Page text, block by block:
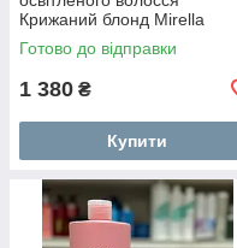
Крижаний блонд Mirella
Professional Blondesty Ice
Готово до відправки
1 380 ₴
Купити